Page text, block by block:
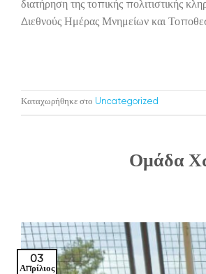
διατήρηση της τοπικής πολιτιστικής
Διεθνούς Ημέρας Μνημείων και
Καταχωρήθηκε στο Uncategorized
Ομάδα
03
Απρίλιος